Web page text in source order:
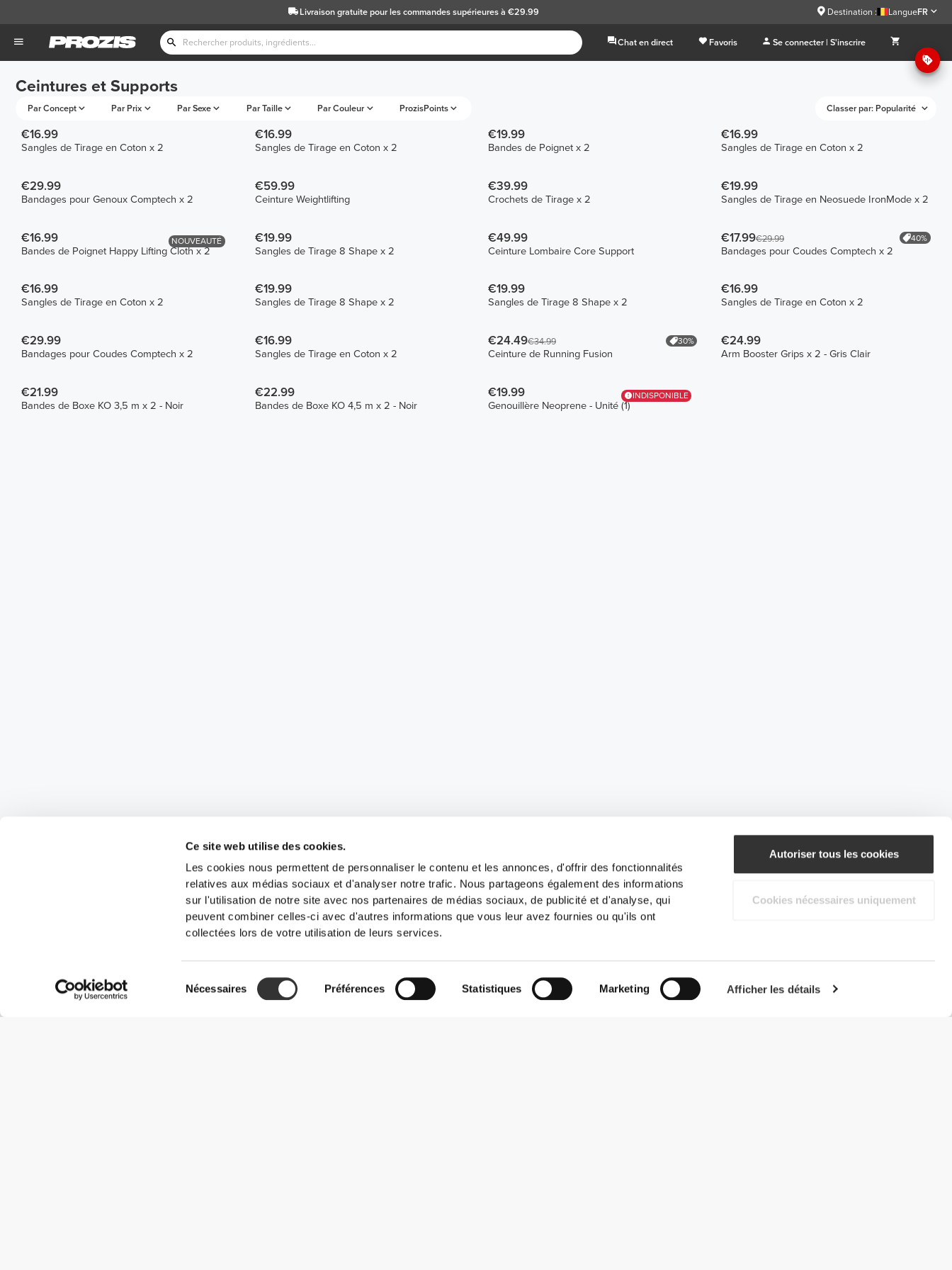
Ce site web utilise des cookies.
Les cookies nous permettent de personnaliser le contenu et les annonces, d'offrir des fonctionnalités
relatives aux médias sociaux et d'analyser notre trafic. Nous partageons également des informations
sur l'utilisation de notre site avec nos partenaires de médias sociaux, de publicité et d'analyse, qui
peuvent combiner celles-ci avec d'autres informations que vous leur avez fournies ou qu'ils ont
collectées lors de votre utilisation de leurs services.
du
Nécessaires Préférences Statistiques Marketing Afficher les détails
Autoriser tous les cookies
Cookies nécessaires uniquement
Livraison gratuitepour les commandes supérieures à €29.99 Destination : LangueFR
Chat en direct Favoris Se connecter | S'inscrire
Ceintures et Supports
Par Concept Par Prix Par Sexe Par Taille Par Couleur ProzisPoints Classer par: Popularité
€16.99
Sangles de Tirage en Coton x 2
€16.99
Sangles de Tirage en Coton x 2
€19.99
Bandes de Poignet x 2
€16.99
Sangles de Tirage en Coton x 2
€29.99
Bandages pour Genoux Comptech x 2
€59.99
Ceinture Weightlifting
€39.99
Crochets de Tirage x 2
€19.99
Sangles de Tirage en Neosuede IronMode x 2
NOUVEAUTÉ
€16.99
Bandes de Poignet Happy Lifting Cloth x 2
€19.99
Sangles de Tirage 8 Shape x 2
€49.99
Ceinture Lombaire Core Support
€17.99€29.99 40%
Bandages pour Coudes Comptech x 2
€16.99
Sangles de Tirage en Coton x 2
€19.99
Sangles de Tirage 8 Shape x 2
€19.99
Sangles de Tirage 8 Shape x 2
€16.99
Sangles de Tirage en Coton x 2
€29.99
Bandages pour Coudes Comptech x 2
€16.99
Sangles de Tirage en Coton x 2
€24.49€34.99 30%
Ceinture de Running Fusion
€24.99
Arm Booster Grips x 2 - Gris Clair
€21.99
Bandes de Boxe KO 3,5 m x 2 - Noir
€22.99
Bandes de Boxe KO 4,5 m x 2 - Noir
INDISPONIBLE
€19.99
Genouillère Neoprene - Unité (1)